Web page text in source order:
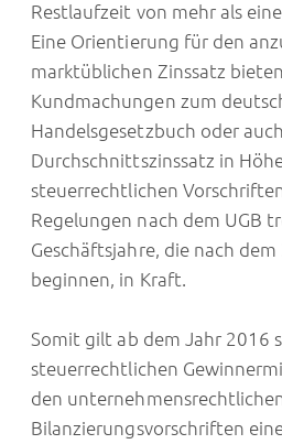
Restlaufzeit von mehr als
Eine Orientierung für den
marktüblichen Zinssatz
Kundmachungen zum
Handelsgesetzbuch oder
Durchschnittszinssatz in
steuerrechtlichen
Regelungen nach dem UGB
Geschäftsjahre, die nach
beginnen, in Kraft.
Somit gilt ab dem Jahr 2016
steuerrechtlichen
den
Bilanzierungsvorschriften